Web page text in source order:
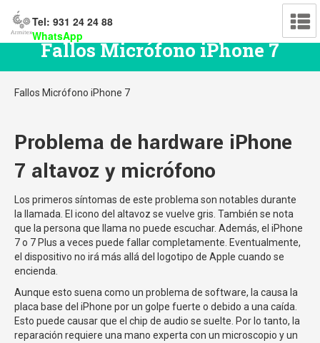
Tel: 931 24 24 88
WhatsApp
Fallos Micrófono iPhone 7
Fallos Micrófono iPhone 7
Problema de hardware iPhone
7 altavoz y micrófono
Los primeros síntomas de este problema son notables durante
la llamada. El icono del altavoz se vuelve gris. También se nota
que la persona que llama no puede escuchar. Además, el iPhone
7 o 7 Plus a veces puede fallar completamente. Eventualmente,
el dispositivo no irá más allá del logotipo de Apple cuando se
encienda.
Aunque esto suena como un problema de software, la causa la
placa base del iPhone por un golpe fuerte o debido a una caída.
Esto puede causar que el chip de audio se suelte. Por lo tanto, la
reparación requiere una mano experta con un microscopio y un